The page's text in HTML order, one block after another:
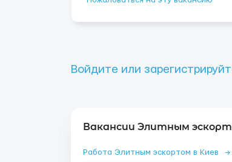
Войдите или
Вакансии Элитным
Работа Элитным эскортом в Киев →